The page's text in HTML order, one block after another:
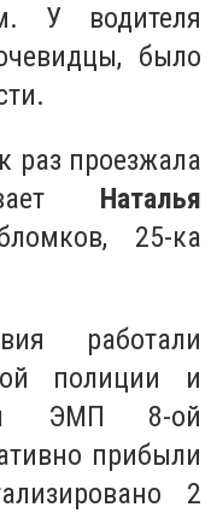
У водителя
было
раз проезжала
Наталья
25-ка
работали
полиции и
ЭМП 8-ой
прибыли
2